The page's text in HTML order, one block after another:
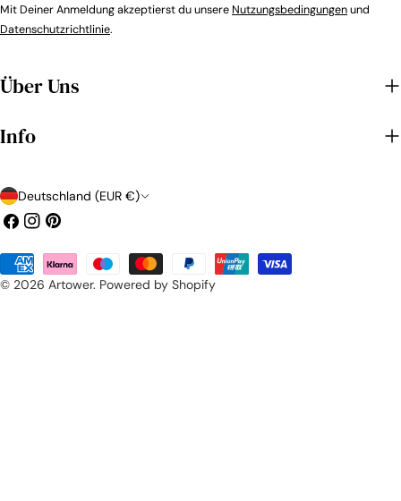
Mit Deiner Anmeldung akzeptierst du unsere Nutzungsbedingungenund
Datenschutzrichtlinie.
Über Uns
Info
L
a
n
Deutschland (EUR €)
Facebook
Instagram
Pinterest
© 2026 Artower. Powered by Shopify
Zahlungsarten